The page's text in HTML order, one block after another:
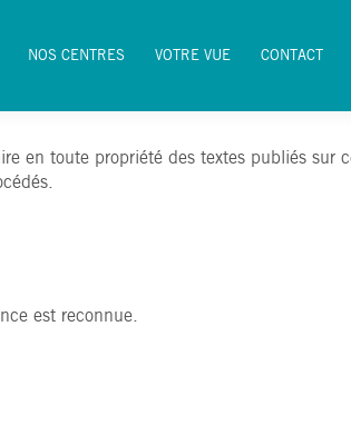
NOS CENTRES VOTRE VUE CONTACT
en toute propriété des textes publiés sur
est reconnue.